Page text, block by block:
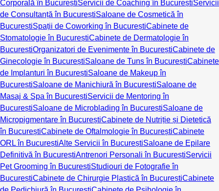
Corporală în BucureștiServicii de Coaching în BucureștiServicii
de Consultanță în BucureștiSaloane de Cosmetică în
BucureștiSpații de Coworking în BucureștiCabinete de
Stomatologie în BucureștiCabinete de Dermatologie în
BucureștiOrganizatori de Evenimente în BucureștiCabinete de
Ginecologie în BucureștiSaloane de Tuns în BucureștiCabinete
de Implanturi în BucureștiSaloane de Makeup în
BucureștiSaloane de Manichiură în BucureștiSaloane de
Masaj & Spa în BucureștiServicii de Mentoring în
BucureștiSaloane de Microblading în BucureștiSaloane de
Micropigmentare în BucureștiCabinete de Nutriție și Dietetică
în BucureștiCabinete de Oftalmologie în BucureștiCabinete
ORL în BucureștiAlte Servicii în BucureștiSaloane de Epilare
Definitivă în BucureștiAntrenori Personali în BucureștiServicii
Pet Grooming în BucureștiStudiouri de Fotografie în
BucureștiCabinete de Chirurgie Plastică în BucureștiCabinete